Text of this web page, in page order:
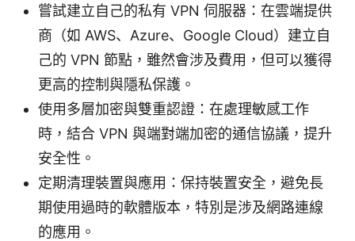
嘗試建立自己的私有 VPN 伺服器：在雲端提供
商（如 AWS、Azure、Google Cloud）建立自
己的 VPN 節點，雖然會涉及費用，但可以獲得
更高的控制與隱私保護。
使用多層加密與雙重認證：在處理敏感工作
時，結合 VPN 與端對端加密的通信協議，提升
安全性。
定期清理裝置與應用：保持裝置安全，避免長
期使用過時的軟體版本，特別是涉及網路連線
的應用。